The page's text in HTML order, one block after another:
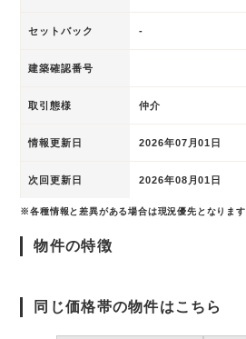
セットバック -
建築確認番号
取引態様 仲介
情報更新日 2026年07月01日
次回更新日 2026年08月01日
※各種情報と差異がある場合は現況優先となります
物件の特徴
同じ価格帯の物件はこちら